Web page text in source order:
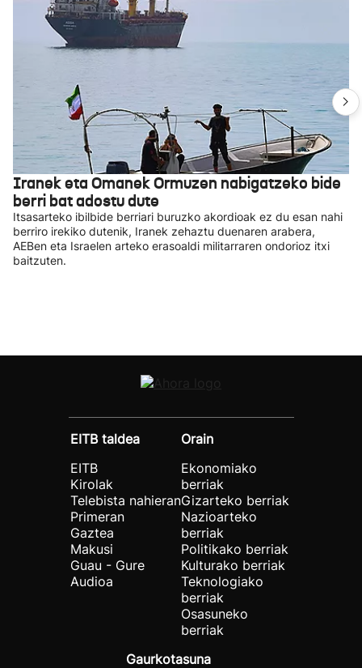
Iranek eta Omanek Ormuzen nabigatzeko bide
berri bat adostu dute
Itsasarteko ibilbide berriari buruzko akordioak ez du esan nahi
berriro irekiko dutenik, Iranek zehaztu duenaren arabera,
AEBen eta Israelen arteko erasoaldi militarraren ondorioz itxi
baitzuten.
EITB taldea
EITB
Kirolak
Telebista nahieran
Primeran
Gaztea
Makusi
Guau - Gure
Audioa
Orain
Ekonomiako
berriak
Gizarteko berriak
Nazioarteko
berriak
Politikako berriak
Kulturako berriak
Teknologiako
berriak
Osasuneko
berriak
Gaurkotasuna